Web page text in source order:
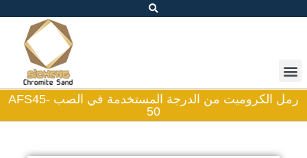
رمل الكروميت من الدرجة المستخدمة في الصب AFS45-
50